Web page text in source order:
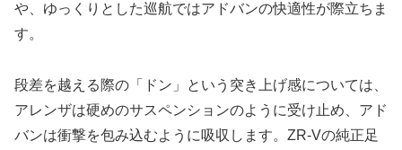
や、ゆっくりとした巡航ではアドバンの快適性が際立ちま
す。
段差を越える際の「ドン」という突き上げ感については、
アレンザは硬めのサスペンションのように受け止め、アド
バンは衝撃を包み込むように吸収します。ZR-Vの純正足